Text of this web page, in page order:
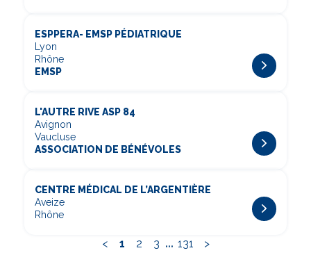
ESPPERA- EMSP PÉDIATRIQUE
Lyon
Rhône
EMSP
L'AUTRE RIVE ASP 84
Avignon
Vaucluse
ASSOCIATION DE BÉNÉVOLES
CENTRE MÉDICAL DE L’ARGENTIÈRE
Aveize
Rhône
< 1 2 3 ... 131 >